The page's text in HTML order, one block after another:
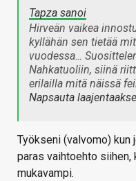
Tapza sanoi
Hirveän vaikea
kyllähän sen tietää
vuodessa…
Nahkatuoliin, siinä
erilailla mitä näissä
Napsauta
Työkseni (valvomo) kun
paras vaihtoehto siihen,
mukavampi.